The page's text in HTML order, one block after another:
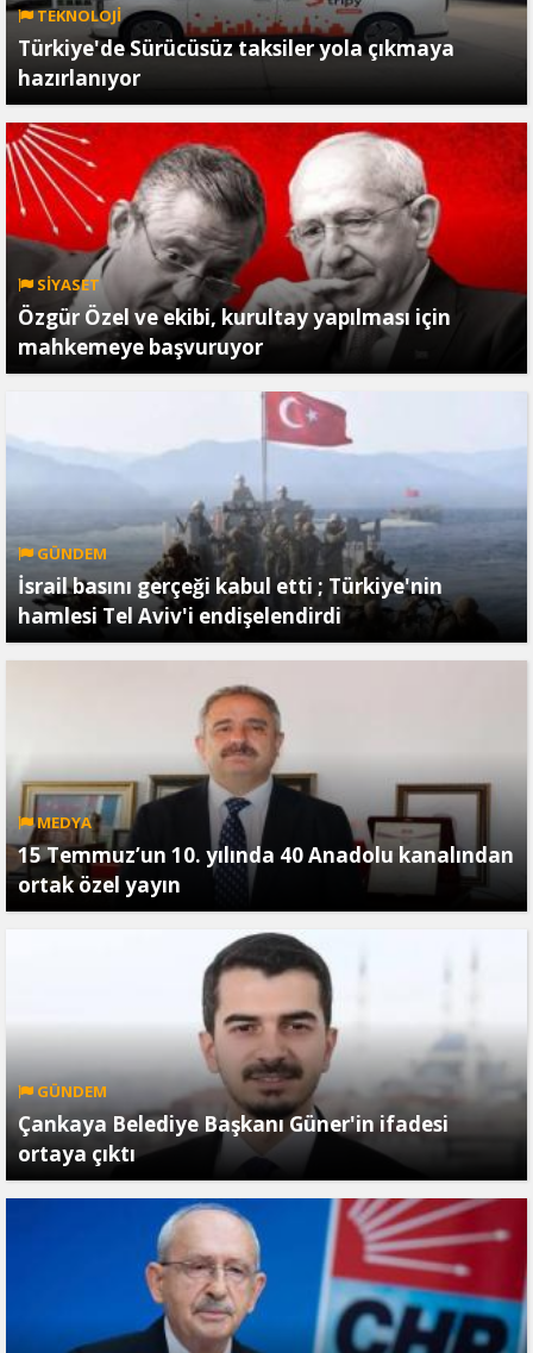
TEKNOLOJİ
Türkiye'de Sürücüsüz taksiler yola çıkmaya
hazırlanıyor
SİYASET
Özgür Özel ve ekibi, kurultay yapılması için
mahkemeye başvuruyor
GÜNDEM
İsrail basını gerçeği kabul etti ; Türkiye'nin
hamlesi Tel Aviv'i endişelendirdi
MEDYA
15 Temmuz’un 10. yılında 40 Anadolu kanalından
ortak özel yayın
GÜNDEM
Çankaya Belediye Başkanı Güner'in ifadesi
ortaya çıktı